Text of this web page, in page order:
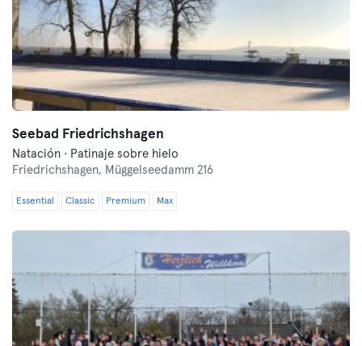
Seebad Friedrichshagen
Natación · Patinaje sobre hielo
Friedrichshagen, Müggelseedamm 216
Essential Classic Premium Max